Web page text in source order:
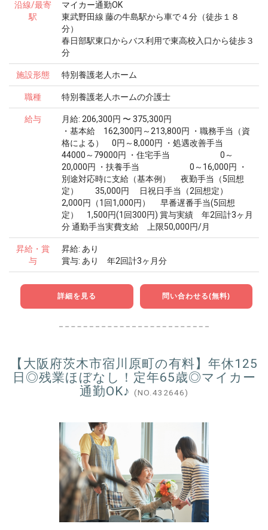
沿線/最寄
駅
マイカー通勤OK
東武野田線 藤の牛島駅から車で４分（徒歩１８
分）
春日部駅東口からバス利用で東高校入口から徒歩３
分
施設形態 特別養護老人ホーム
職種 特別養護老人ホームの介護士
給与
月給: 206,300円 〜 375,300円
・基本給 162,300円～213,800円 ・職務手当（資
格による） 0円～8,000円 ・処遇改善手当
44000～79000円 ・住宅手当 0～
20,000円 ・扶養手当 0～16,000円 ・
別途対応時に支給（基本例） 夜勤手当（5回想
定） 35,000円 日祝日手当（2回想定）
2,000円（1回1,000円） 早番遅番手当(5回想
定） 1,500円(1回300円) 賞与実績 年2回計3ヶ月
分 通勤手当実費支給 上限50,000円/月
昇給・賞
与
昇給: あり
賞与: あり 年2回計3ヶ月分
詳細を見る 問い合わせる(無料)
【大阪府茨木市宿川原町の有料】年休125
日◎残業ほぼなし！定年65歳◎マイカー
通勤OK♪ (NO.432646)